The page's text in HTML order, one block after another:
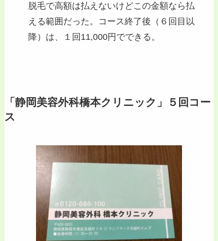
脱毛で高額は払えないけどこの金額なら払
える範囲だった。コース終了後（６回目以
降）は、１回11,000円でできる。
「静岡美容外科橋本クリニック」５回コー
ス